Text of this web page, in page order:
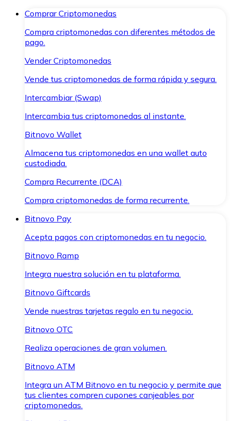
Comprar Criptomonedas
Compra criptomonedas con diferentes métodos de
pago.
Vender Criptomonedas
Vende tus criptomonedas de forma rápida y segura.
Intercambiar (Swap)
Intercambia tus criptomonedas al instante.
Bitnovo Wallet
Almacena tus criptomonedas en una wallet auto
custodiada.
Compra Recurrente (DCA)
Compra criptomonedas de forma recurrente.
Bitnovo Pay
Acepta pagos con criptomonedas en tu negocio.
Bitnovo Ramp
Integra nuestra solución en tu plataforma.
Bitnovo Giftcards
Vende nuestras tarjetas regalo en tu negocio.
Bitnovo OTC
Realiza operaciones de gran volumen.
Bitnovo ATM
Integra un ATM Bitnovo en tu negocio y permite que
tus clientes compren cupones canjeables por
criptomonedas.